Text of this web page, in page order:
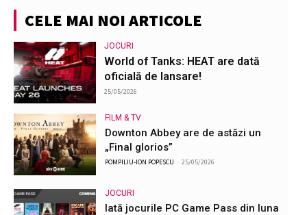
CELE MAI NOI ARTICOLE
JOCURI
World of Tanks: HEAT are dată
oficială de lansare!
25/05/2026
FILM & TV
Downton Abbey are de astăzi un
„Final glorios”
POMPILIU-ION POPESCU - 25/05/2026
JOCURI
Iată jocurile PC Game Pass din luna